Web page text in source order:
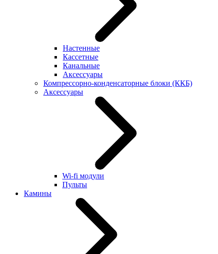
Настенные
Кассетные
Канальные
Аксессуары
Компрессорно-конденсаторные блоки (ККБ)
Аксессуары
Wi-fi модули
Пульты
Камины